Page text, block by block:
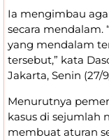
Ia mengimbau
secara
yang mendalam
tersebut,” kata
Jakarta, Senin (27/
Menurutnya
kasus di sejumlah
membuat aturan